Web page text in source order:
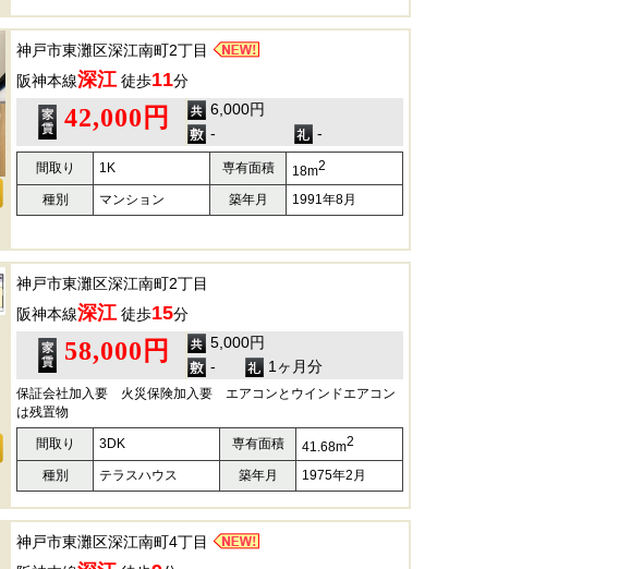
神戸市東灘区深江南町2丁目
阪神本線深江 徒歩11分
42,000円
6,000円
-
-
間取り 1K 専有面積 18m2
種別 マンション 築年月 1991年8月
神戸市東灘区深江南町2丁目
阪神本線深江 徒歩15分
58,000円
5,000円
-
1ヶ月分
保証会社加入要 火災保険加入要 エアコンとウインドエアコン
は残置物
間取り 3DK 専有面積 41.68m2
種別 テラスハウス 築年月 1975年2月
神戸市東灘区深江南町4丁目